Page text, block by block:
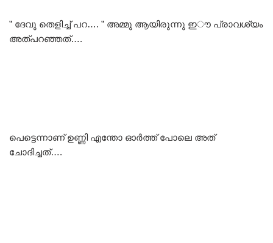
” ദേവു തെളിച്ച് പറ…. ” അമ്മു ആയിരുന്നു ഇൗ പ്രാവശ്യം
അത്പറഞ്ഞത്….
പെട്ടെന്നാണ് ഉണ്ണി എന്തോ ഓർത്ത് പോലെ അത്
ചോദിച്ചത്….